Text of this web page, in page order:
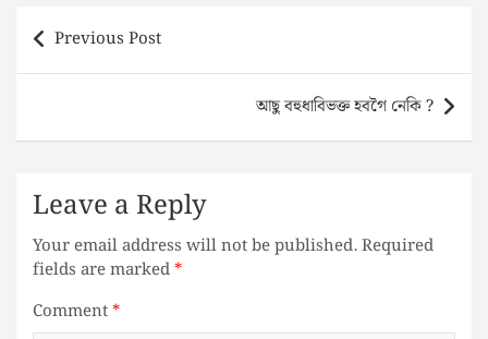
Post
navigation
Previous Post
আছু বহুধাবিভক্ত হবগৈ নেকি ?
Leave a Reply
Your email address will not be published.Required
fields are marked*
Comment*